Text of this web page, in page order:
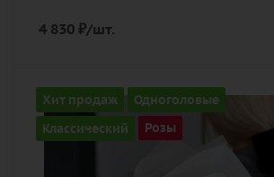
4 830 ₽/шт.
Хит продаж
Одноголовые
Классический
Розы
Количество
9